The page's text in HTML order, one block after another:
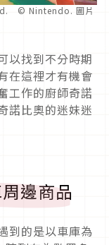
© Nintendo. 圖片
以找到不分時期
在這裡才有機會
工作的廚師奇諾
諾比奧的迷妹迷
邊商品
到的是以車庫為